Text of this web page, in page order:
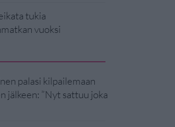
tukia
vuoksi
palasi kilpailemaan
jälkeen: ”Nyt sattuu joka